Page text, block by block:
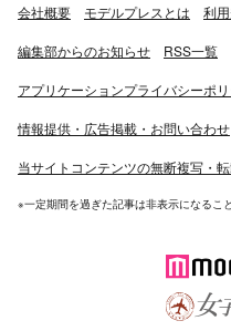
会社概要 モデルプレスとは 利
編集部からのお知らせ RSS一覧
アプリケーションプライバシーポ
情報提供・広告掲載・お問い合わせ
当サイトコンテンツの無断複写・
※一定期間を過ぎた記事は非表示になるこ